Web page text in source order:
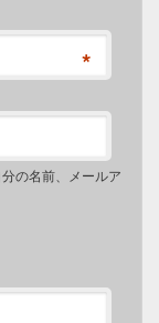
*
の名前、メールア